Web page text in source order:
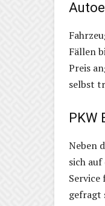
Fällen
Preis
selbst
PKW
Neben
sich
gefragt